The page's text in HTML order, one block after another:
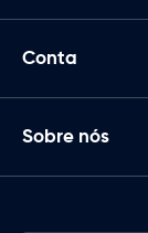
Conta
Sobre nós